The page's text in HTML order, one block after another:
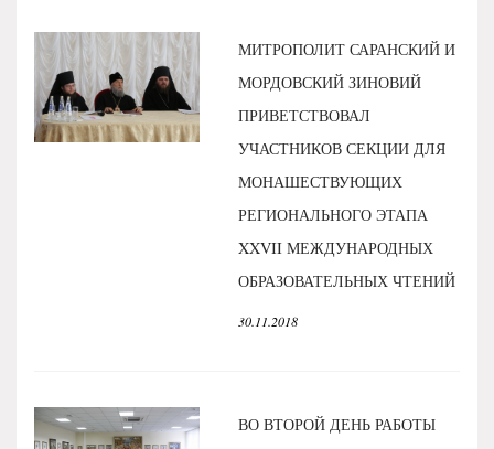
МИТРОПОЛИТ САРАНСКИЙ И
МОРДОВСКИЙ ЗИНОВИЙ
ПРИВЕТСТВОВАЛ
УЧАСТНИКОВ СЕКЦИИ ДЛЯ
МОНАШЕСТВУЮЩИХ
РЕГИОНАЛЬНОГО ЭТАПА
XXVII МЕЖДУНАРОДНЫХ
ОБРАЗОВАТЕЛЬНЫХ ЧТЕНИЙ
30.11.2018
ВО ВТОРОЙ ДЕНЬ РАБОТЫ